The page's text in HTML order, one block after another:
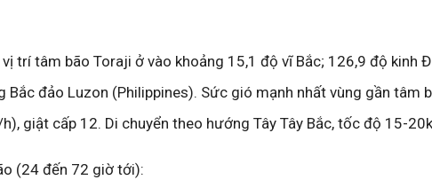
trí tâm bão Toraji ở vào khoảng 15,1 độ vĩ Bắc; 126,9 độ kinh
Bắc đảo Luzon (Philippines). Sức gió mạnh nhất vùng gần tâm
giật cấp 12. Di chuyển theo hướng Tây Tây Bắc, tốc độ 15-
(24 đến 72 giờ tới):